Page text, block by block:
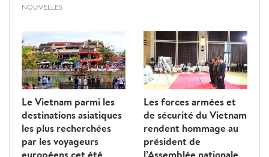
NOUVELLES
Le Vietnam parmi les
destinations asiatiques
les plus recherchées
par les voyageurs
Les forces armées et
de sécurité du Vietnam
rendent hommage au
président de